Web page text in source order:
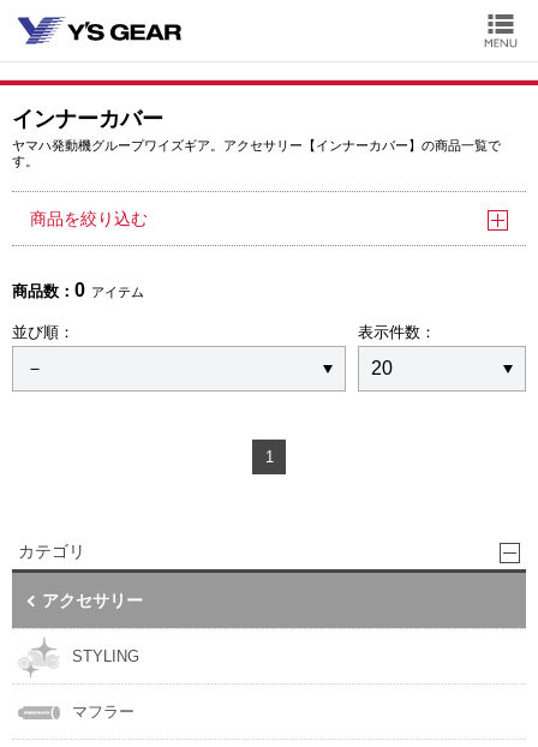
インナーカバー
ヤマハ発動機グループワイズギア。アクセサリー【インナーカバー】の商品一覧で
す。
商品を絞り込む
商品数： 0 アイテム
並び順： 表示件数：
1
カテゴリ
アクセサリー
STYLING
マフラー